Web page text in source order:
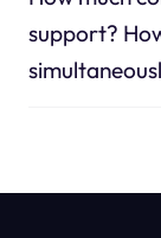
support?